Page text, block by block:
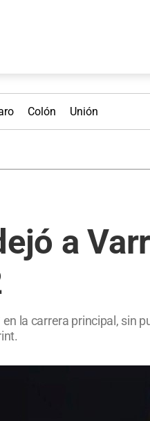
Colón Unión
a
la carrera principal, sin